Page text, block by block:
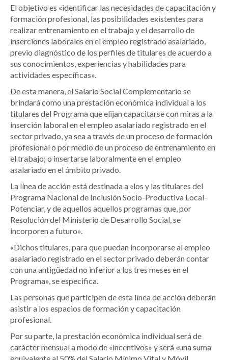
El objetivo es «identificar las necesidades de capacitación y
formación profesional, las posibilidades existentes para
realizar entrenamiento en el trabajo y el desarrollo de
inserciones laborales en el empleo registrado asalariado,
previo diagnóstico de los perfiles de titulares de acuerdo a
sus conocimientos, experiencias y habilidades para
actividades específicas».
De esta manera, el Salario Social Complementario se
brindará como una prestación económica individual a los
titulares del Programa que elijan capacitarse con miras a la
inserción laboral en el empleo asalariado registrado en el
sector privado, ya sea a través de un proceso de formación
profesional o por medio de un proceso de entrenamiento en
el trabajo; o insertarse laboralmente en el empleo
asalariado en el ámbito privado.
La línea de acción está destinada a «los y las titulares del
Programa Nacional de Inclusión Socio-Productiva Local-
Potenciar, y de aquellos aquellos programas que, por
Resolución del Ministerio de Desarrollo Social, se
incorporen a futuro».
«Dichos titulares, para que puedan incorporarse al empleo
asalariado registrado en el sector privado deberán contar
con una antigüedad no inferior a los tres meses en el
Programa», se especifica.
Las personas que participen de esta línea de acción deberán
asistir a los espacios de formación y capacitación
profesional.
Por su parte, la prestación económica individual será de
carácter mensual a modo de «incentivos» y será «una suma